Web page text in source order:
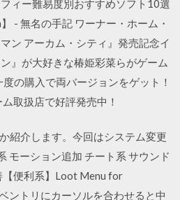
ィー難易度別おすすめソフト10選
- 無名の手記 ワーナー・ホーム・
ン アーカム・シティ』発売記念イ
』が大好きな椿姫彩菜らがゲーム
の購入で両バージョンをゲット！
取扱店で好評発売中！
紹介します。今回はシステム変更
モーション追加 チート系 サウンド
便利系】Loot Menu for
ントリにカーソルを合わせると中